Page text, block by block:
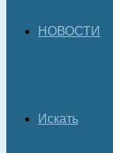
НОВОСТИ
Искать